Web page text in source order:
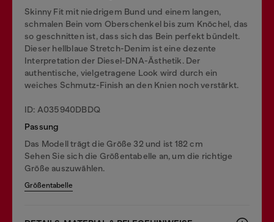
Skinny Fit mit niedrigem Bund und einem langen,
schmalen Bein vom Oberschenkel bis zum Knöchel, das
so geschnitten ist, dass sich das Bein perfekt bündelt.
Dieser hellblaue Stretch-Denim ist eine dezente
Interpretation der Diesel-DNA-Ästhetik. Der
authentische, vielgetragene Look wird durch ein
weiches Schmutz-Finish an den Knien noch verstärkt.
ID: A035940DBDQ
Passung
Das Modell trägt die Größe 32 und ist 182 cm
Sehen Sie sich die Größentabelle an, um die richtige
Größe auszuwählen.
Größentabelle